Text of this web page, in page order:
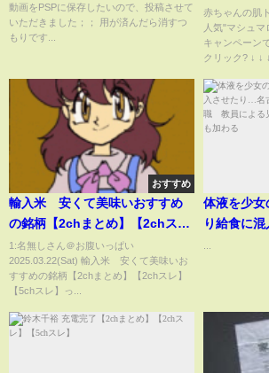
動画をPSPに保存したいので、投稿させて
いただきました；； 用が済んだら消すつ
もりです...
けいれん）
赤ちゃんの肌
人気"マシュ
キャンペーン
クリック? ↓ ↓
おすすめ
輸入米 安くて美味いおすすめ
の銘柄【2chまとめ】【2chス
レ】【5chスレ】
1:名無しさん＠お腹いっぱい
2025.03.22(Sat) 輸入米 安くて美味いお
すすめの銘柄【2chまとめ】【2chスレ】
【5chスレ】っ...
体液を少女
り給食に